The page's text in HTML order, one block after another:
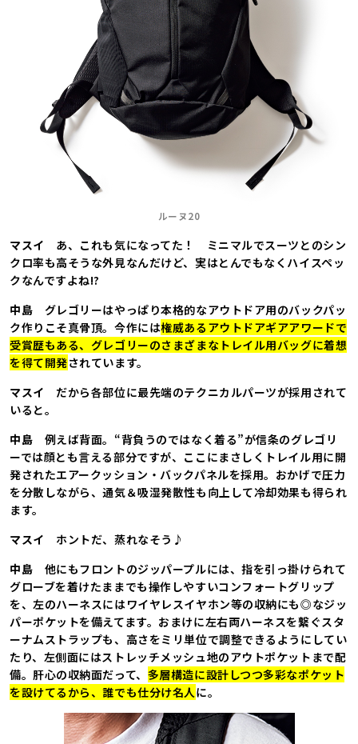
ルーヌ20
マスイ あ、これも気になってた！ ミニマルでスーツとのシン
クロ率も高そうな外見なんだけど、実はとんでもなくハイスペッ
クなんですよね!?
中島 グレゴリーはやっぱり本格的なアウトドア用のバックパッ
ク作りこそ真骨頂。今作には権威あるアウトドアギアアワードで
受賞歴もある、グレゴリーのさまざまなトレイル用バッグに着想
を得て開発されています。
マスイ だから各部位に最先端のテクニカルパーツが採用されて
いると。
中島 例えば背面。“背負うのではなく着る”が信条のグレゴリ
ーでは顔とも言える部分ですが、ここにまさしくトレイル用に開
発されたエアークッション・バックパネルを採用。おかげで圧力
を分散しながら、通気＆吸湿発散性も向上して冷却効果も得られ
ます。
マスイ ホントだ、蒸れなそう♪
中島 他にもフロントのジッパープルには、指を引っ掛けられて
グローブを着けたままでも操作しやすいコンフォートグリップ
を、左のハーネスにはワイヤレスイヤホン等の収納にも◎なジッ
パーポケットを備えてます。おまけに左右両ハーネスを繋ぐスタ
ーナムストラップも、高さをミリ単位で調整できるようにしてい
たり、左側面にはストレッチメッシュ地のアウトポケットまで配
備。肝心の収納面だって、 多層構造に設計しつつ多彩なポケット
を設けてるから、誰でも仕分け名人に。